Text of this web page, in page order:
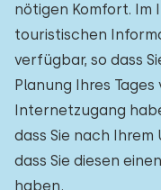
nötigen Komfort. Im
touristischen
verfügbar, so dass
Planung Ihres
Internetzugang
dass Sie nach
dass Sie diesen
haben.